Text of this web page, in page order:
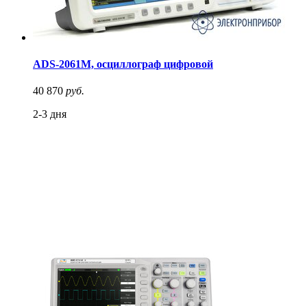
ADS-2061M, осциллограф цифровой
40 870 руб.
2-3 дня